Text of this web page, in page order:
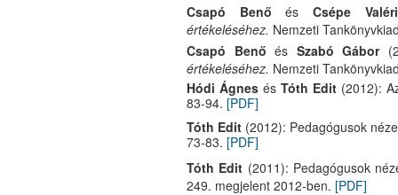
Csapó Benő és Csépe
értékeléséhez. Nemzeti
Csapó Benő és Szabó Gábor
értékeléséhez. Nemzeti
Hódi Ágnes és Tóth Edit (2012):
83-94. [PDF]
Tóth Edit (2012): Pedagógusok
73-83. [PDF]
Tóth Edit (2011): Pedagógusok
249. megjelent 2012-ben. [PDF]